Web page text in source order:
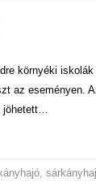
környéki
az eseményen.
jöhetett…
,